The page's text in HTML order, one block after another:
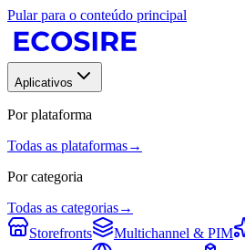
Pular para o conteúdo principal
Aplicativos
Por plataforma
Todas as plataformas→
Por categoria
Todas as categorias→
Storefronts
Multichannel & PIM